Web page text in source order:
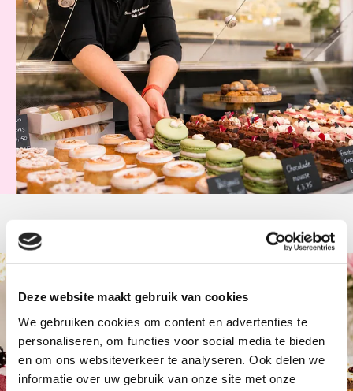
Deze website maakt gebruik van cookies
We gebruiken cookies om content en advertenties te
personaliseren, om functies voor social media te bieden
en om ons websiteverkeer te analyseren. Ook delen we
informatie over uw gebruik van onze site met onze
Bestel op tijd
Onze producten worden vers bereid en zijn beperkt
beschikbaar.